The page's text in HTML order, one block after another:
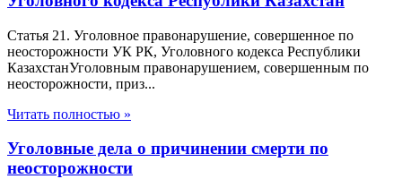
Статья 21. Уголовное правонарушение, совершенное по
неосторожности УК РК, Уголовного кодекса Республики
КазахстанУголовным правонарушением, совершенным по
неосторожности, приз...
Читать полностью »
Уголовные дела о причинении смерти по
неосторожности